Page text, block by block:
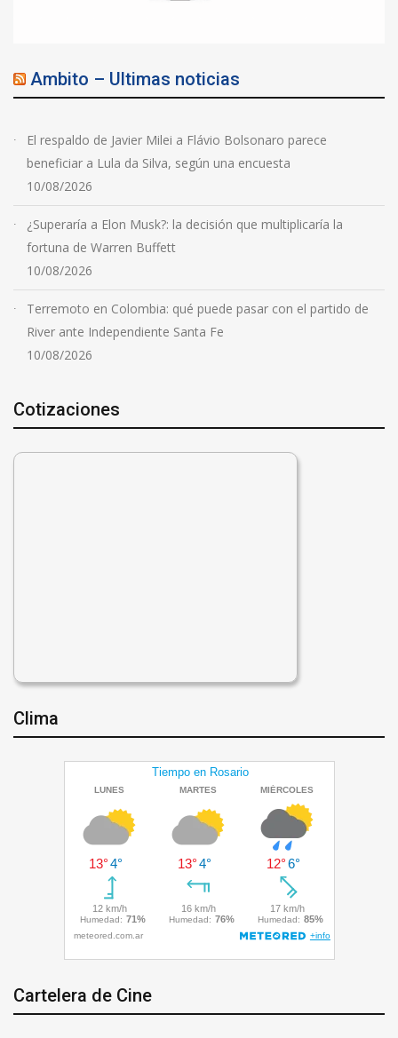
Ambito – Ultimas noticias
El respaldo de Javier Milei a Flávio Bolsonaro parece
beneficiar a Lula da Silva, según una encuesta
10/08/2026
¿Superaría a Elon Musk?: la decisión que multiplicaría la
fortuna de Warren Buffett
10/08/2026
Terremoto en Colombia: qué puede pasar con el partido de
River ante Independiente Santa Fe
10/08/2026
Cotizaciones
Clima
Cartelera de Cine